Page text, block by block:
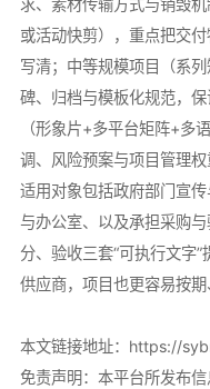
求、素材传输方式与销毁
或活动快剪），重点把交
写清；中等规模项目（系
碑、归档与模板化规范，
（形象片+多平台矩阵+多
调、风险预案与项目管理权
适用对象包括政府部门宣
与办公室、以及承担采购
分、验收三套“可执行文字
供应商，项目也更容易按期
本文链接地址： https://
免责声明：本平台所发布